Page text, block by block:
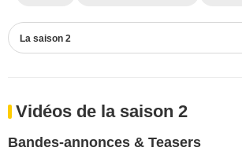
La saison 2
Vidéos de la saison 2
Bandes-annonces & Teasers